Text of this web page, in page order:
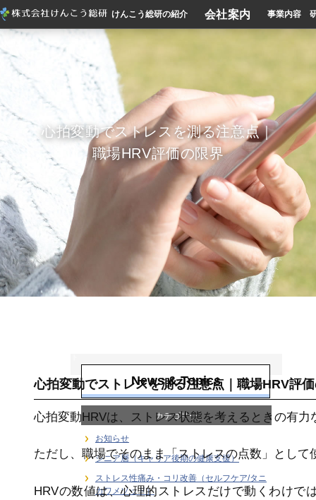
けんこう総研の紹介 会社案内 事業内容
心拍変動でストレスを測る注意点｜
職場HRV評価の限界
心拍変動でストレスを測る注意点｜職場HRV評
心拍変動HRVは、ストレス状態を考えるときの有力
ただし、職場でそのまま「ストレスの点数」として
HRVの数値は、心理的ストレスだけで動くわけで
News & Topics
カテゴリー
お知らせ
シニア層（キャリア後期の健康支援）
ストレス性痛み・コリ改善（セルフケア/タニ
カワメソッド）